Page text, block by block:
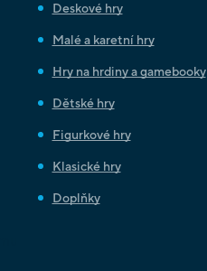
Deskové hry
Malé a karetní hry
Hry na hrdiny a gamebooky
Dětské hry
Figurkové hry
Klasické hry
Doplňky